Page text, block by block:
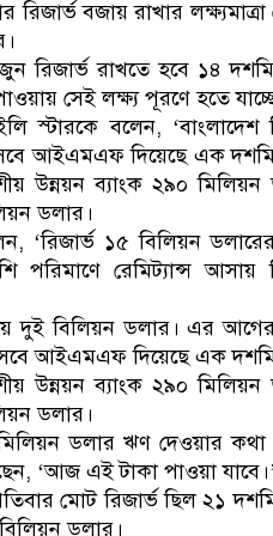
বজায় রাখার লক্ষ্যমাত্রা
রিজার্ভ রাখতে হবে ১৪
সেই লক্ষ্য পূরণে হতে
স্টারকে বলেন, ‘বাংলাদেশ
আইএমএফ দিয়েছে এক
উন্নয়ন ব্যাংক ২৯০ মিলিয়ন
ডলার।
‘রিজার্ভ ১৫ বিলিয়ন
রেমিট্যান্স আসায়
দুই বিলিয়ন ডলার। এর
আইএমএফ দিয়েছে এক
উন্নয়ন ব্যাংক ২৯০ মিলিয়ন
ডলার।
মিলিয়ন ডলার ঋণ দেওয়ার
‘আজ এই টাকা পাওয়া
মোট রিজার্ভ ছিল ২১
ডলার।